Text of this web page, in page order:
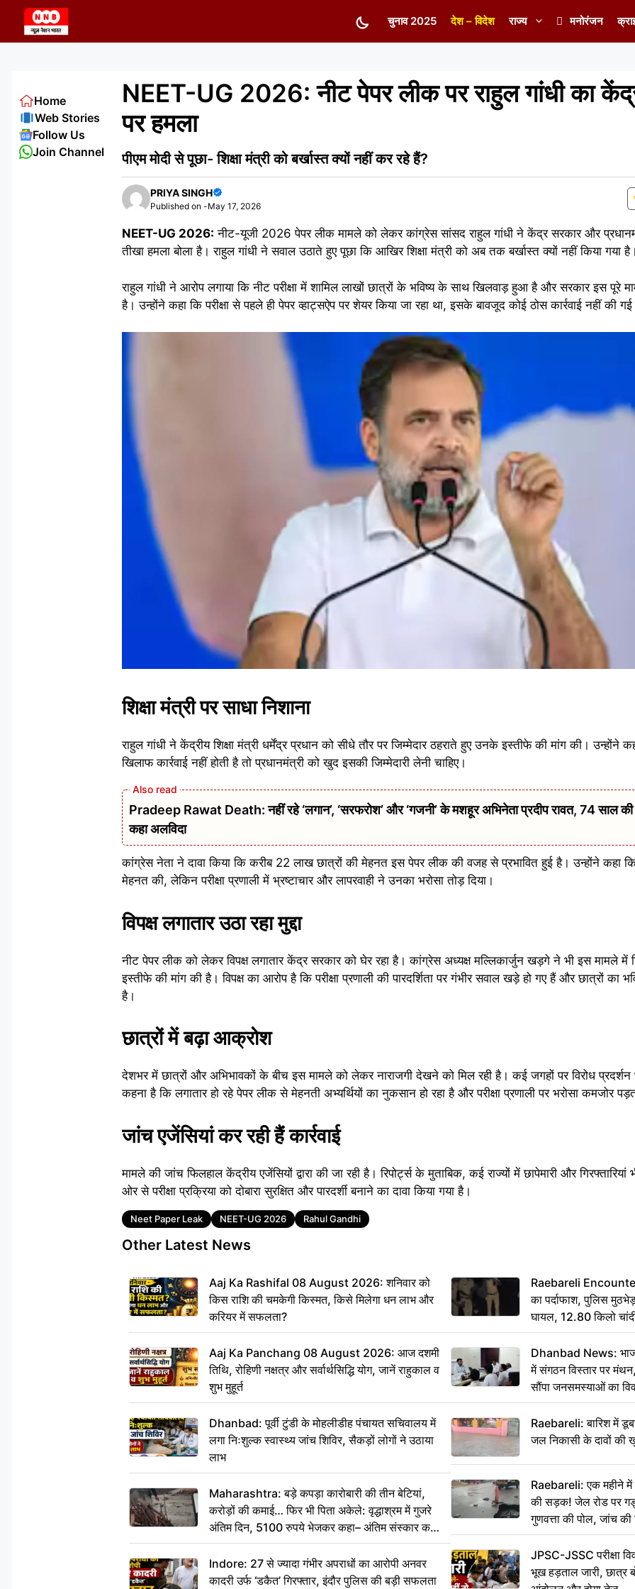
content
चुनाव 2025 देश – विदेश राज्य मनोरंजन
NEET-UG 2026: नीट पेपर लीक पर राहुल गांधी का
पर हमला
पीएम मोदी से पूछा- शिक्षा मंत्री को बर्खास्त क्यों नहीं कर रहे हैं?
PRIYA SINGH
Published on -May 17, 2026
NEET-UG 2026: नीट-यूजी 2026 पेपर लीक मामले को लेकर कांग्रेस सांसद राहुल गांधी ने केंद्र सरकार और
तीखा हमला बोला है। राहुल गांधी ने सवाल उठाते हुए पूछा कि आखिर शिक्षा मंत्री को अब तक बर्खास्त क्यों नहीं किया गया है।
राहुल गांधी ने आरोप लगाया कि नीट परीक्षा में शामिल लाखों छात्रों के भविष्य के साथ खिलवाड़ हुआ है और सरकार इस पूरे
है। उन्होंने कहा कि परीक्षा से पहले ही पेपर व्हाट्सऐप पर शेयर किया जा रहा था, इसके बावजूद कोई ठोस कार्रवाई नहीं की
शिक्षा मंत्री पर साधा निशाना
राहुल गांधी ने केंद्रीय शिक्षा मंत्री धर्मेंद्र प्रधान को सीधे तौर पर जिम्मेदार ठहराते हुए उनके इस्तीफे की मांग की। उन्होंने
खिलाफ कार्रवाई नहीं होती है तो प्रधानमंत्री को खुद इसकी जिम्मेदारी लेनी चाहिए।
Pradeep Rawat Death: नहीं रहे ‘लगान’, ‘सरफरोश’ और ‘गजनी’ के मशहूर अभिनेता प्रदीप रावत, 74 साल की
कहा अलविदा
कांग्रेस नेता ने दावा किया कि करीब 22 लाख छात्रों की मेहनत इस पेपर लीक की वजह से प्रभावित हुई है। उन्होंने कहा
मेहनत की, लेकिन परीक्षा प्रणाली में भ्रष्टाचार और लापरवाही ने उनका भरोसा तोड़ दिया।
विपक्ष लगातार उठा रहा मुद्दा
नीट पेपर लीक को लेकर विपक्ष लगातार केंद्र सरकार को घेर रहा है। कांग्रेस अध्यक्ष मल्लिकार्जुन खड़गे ने भी इस मामले में
इस्तीफे की मांग की है। विपक्ष का आरोप है कि परीक्षा प्रणाली की पारदर्शिता पर गंभीर सवाल खड़े हो गए हैं और छात्रों का
है।
छात्रों में बढ़ा आक्रोश
देशभर में छात्रों और अभिभावकों के बीच इस मामले को लेकर नाराजगी देखने को मिल रही है। कई जगहों पर विरोध प्रदर्शन
कहना है कि लगातार हो रहे पेपर लीक से मेहनती अभ्यर्थियों का नुकसान हो रहा है और परीक्षा प्रणाली पर भरोसा कमजोर
जांच एजेंसियां कर रही हैं कार्रवाई
मामले की जांच फिलहाल केंद्रीय एजेंसियों द्वारा की जा रही है। रिपोर्ट्स के मुताबिक, कई राज्यों में छापेमारी और
ओर से परीक्षा प्रक्रिया को दोबारा सुरक्षित और पारदर्शी बनाने का दावा किया गया है।
Tags
Neet Paper Leak NEET-UG 2026 Rahul Gandhi
Other Latest News
Aaj Ka Rashifal 08 August 2026: शनिवार को
किस राशि की चमकेगी किस्मत, किसे मिलेगा धन लाभ और
करियर में सफलता?
Aaj Ka Panchang 08 August 2026: आज दशमी
तिथि, रोहिणी नक्षत्र और सर्वार्थसिद्धि योग, जानें राहुकाल व
शुभ मुहूर्त
Dhanbad: पूर्वी टुंडी के मोहलीडीह पंचायत सचिवालय में
लगा निःशुल्क स्वास्थ्य जांच शिविर, सैकड़ों लोगों ने उठाया
लाभ
Maharashtra: बड़े कपड़ा कारोबारी की तीन बेटियां,
करोड़ों की कमाई… फिर भी पिता अकेले: वृद्धाश्रम में गुजरे
अंतिम दिन, 5100 रुपये भेजकर कहा– अंतिम संस्कार कर
दीजिए हम नहीं आ पाएंगे
Indore: 27 से ज्यादा गंभीर अपराधों का आरोपी अनवर
कादरी उर्फ ‘डकैत’ गिरफ्तार, इंदौर पुलिस की बड़ी सफलता
Raebareli
का पर्दाफाश, पुलिस
घायल, 12.80 किलो
Dhanbad News:
में संगठन विस्तार पर
सौंपा जनसमस्याओं का
Raebareli: बारिश में
जल निकासी के दावों की
Raebareli: एक महीने
की सड़क! जेल रोड पर
गुणवत्ता की पोल, जांच की
JPSC-JSSC परीक्षा
भूख हड़ताल जारी, छात्र
Home
Web Stories
Follow Us
Join Channel